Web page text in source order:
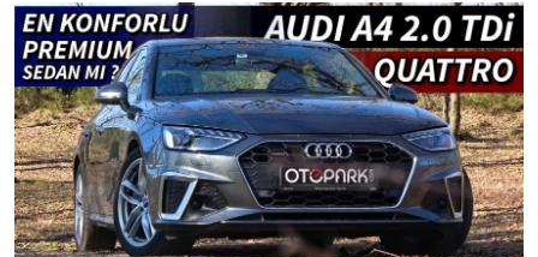
İkinci El & Alım-Satım
Bakım & Arıza Çözümleri
Elektrikli & Hibrit
Kiralama & Filo
Sürüş & Güvenlik